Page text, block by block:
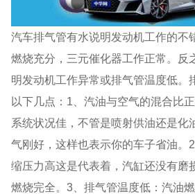
汽车排气管有水说明发动机工作的不
燃烧充分，三元催化器工作正常。反
明发动机工作异常或排气管温度低。
以下几点：1、汽油与空气的混合比
系统状况佳，不管是喷射供油还是化
气刚好，这样也表示你的车子省油。
缩压力高这是代表着，汽缸还没有磨
燃烧完全。3、排气管温度低：汽油